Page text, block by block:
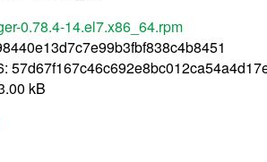
0.78.4-14.el7.x86_64.rpm
kB